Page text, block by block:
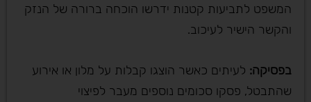
המשפט לתביעות קטנות ידרשו הוכחה ברורה של הנזק
והקשר הישיר לעיכוב.
בפסיקה: לעיתים כאשר הוצגו קבלות על מלון או אירוע
שהתבטל, פסקו סכומים נוספים מעבר לפיצוי